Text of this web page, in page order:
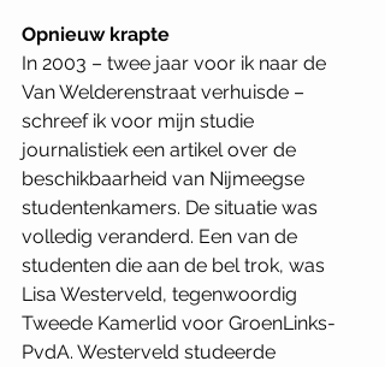
Opnieuw krapte
In 2003 – twee jaar voor ik naar de
Van Welderenstraat verhuisde –
schreef ik voor mijn studie
journalistiek een artikel over de
beschikbaarheid van Nijmeegse
studentenkamers. De situatie was
volledig veranderd. Een van de
studenten die aan de bel trok, was
Lisa Westerveld, tegenwoordig
Tweede Kamerlid voor GroenLinks-
PvdA. Westerveld studeerde